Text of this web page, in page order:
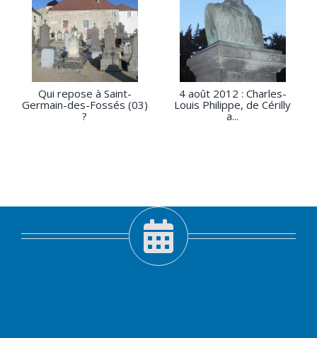
Qui repose à Saint-
Germain-des-Fossés (03)
?
4 août 2012 : Charles-
Louis Philippe, de Cérilly
a...